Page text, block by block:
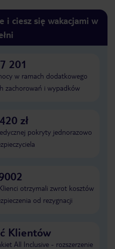
i ciesz się wakacjami w
201
w ramach dodatkowego
zachorowań i wypadków
zł
pokryty jednorazowo
otrzymali zwrot kosztów
od rezygnacji
Klientów
All Inclusive - rozszerzenie